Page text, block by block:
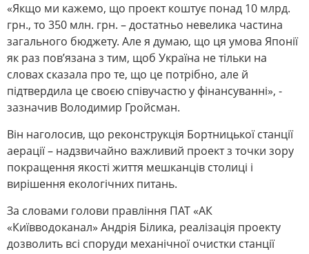
«Якщо ми кажемо, що проект коштує понад 10 млрд.
грн., то 350 млн. грн. – достатньо невелика частина
загального бюджету. Але я думаю, що ця умова Японії
як раз пов’язана з тим, щоб Україна не тільки на
словах сказала про те, що це потрібно, але й
підтвердила це своєю співучастю у фінансуванні», -
зазначив Володимир Гройсман.
Він наголосив, що реконструкція Бортницької станції
аерації – надзвичайно важливий проект з точки зору
покращення якості життя мешканців столиці і
вирішення екологічних питань.
За словами голови правління ПАТ «АК
«Київводоканал» Андрія Білика, реалізація проекту
дозволить всі споруди механічної очистки станції